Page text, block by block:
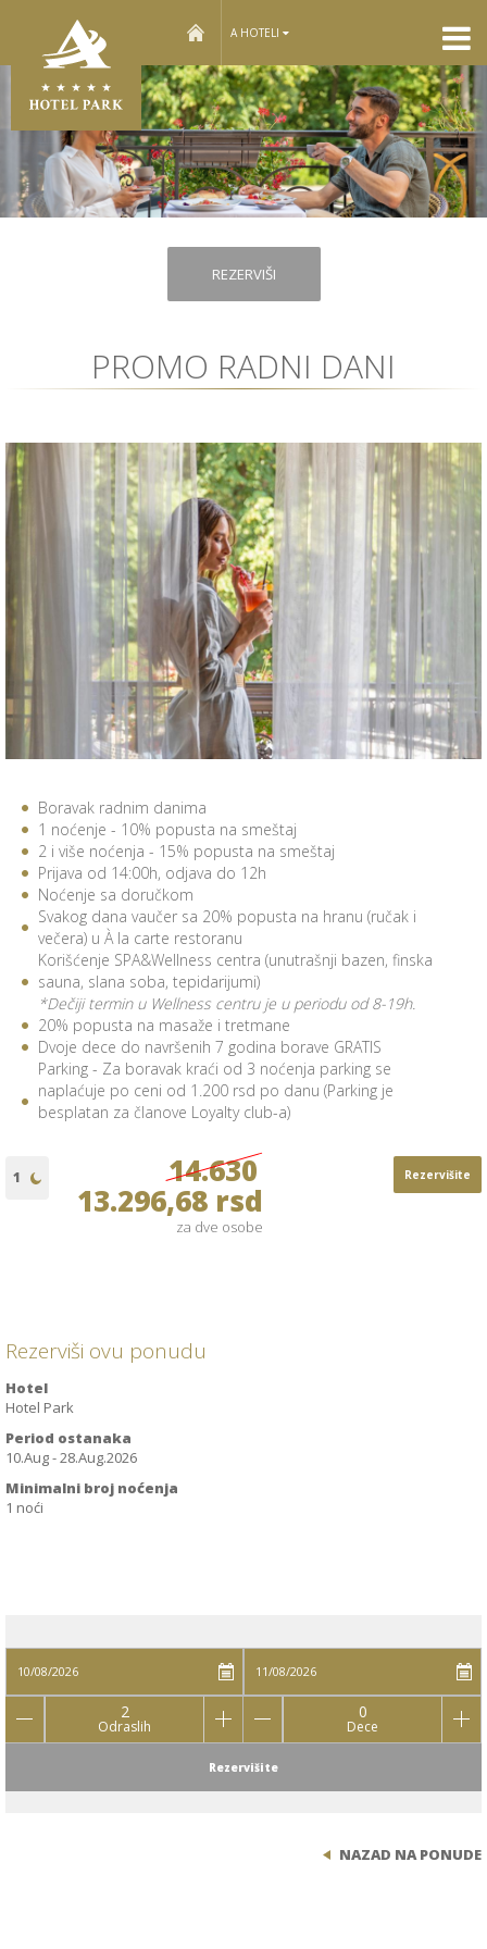
home A HOTELI
REZERVIŠI
PROMO RADNI DANI
Boravak radnim danima
1 noćenje - 10% popusta na smeštaj
2 i više noćenja - 15% popusta na smeštaj
Prijava od 14:00h, odjava do 12h
Noćenje sa doručkom
Svakog dana vaučer sa 20% popusta na hranu (ručak i
večera) u À la carte restoranu
Korišćenje SPA&Wellness centra (unutrašnji bazen, finska
sauna, slana soba, tepidarijumi)
*Dečiji termin u Wellness centru je u periodu od 8-19h.
20% popusta na masaže i tretmane
Dvoje dece do navršenih 7 godina borave GRATIS
Parking - Za boravak kraći od 3 noćenja parking se
naplaćuje po ceni od 1.200 rsd po danu (Parking je
besplatan za članove Loyalty club-a)
14.630
13.296,68 rsd
za dve osobe
Rezervišite
Rezerviši ovu ponudu
Hotel
Hotel Park
Period ostanaka
10.Aug - 28.Aug.2026
Minimalni broj noćenja
1 noći
2
Odraslih
0
Dece
Rezervišite
NAZAD NA PONUDE